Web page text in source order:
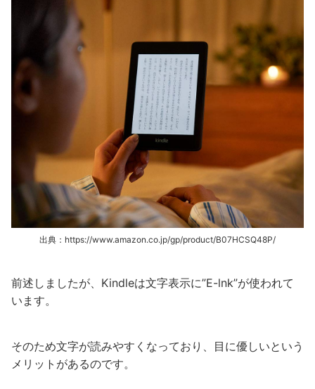
出典：https://www.amazon.co.jp/gp/product/B07HCSQ48P/
前述しましたが、Kindleは文字表示に”E-lnk”が使われて
います。
そのため文字が読みやすくなっており、目に優しいという
メリットがあるのです。